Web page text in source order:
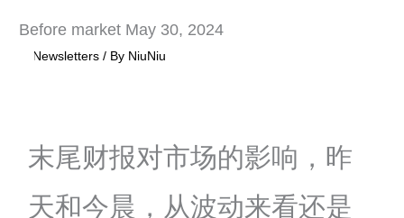
Before market May 30, 2024
Newsletters / By NiuNiu
末尾财报对市场的影响，昨
天和今晨，从波动来看还是